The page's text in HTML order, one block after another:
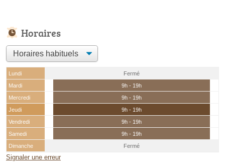
Horaires
Lundi
Fermé
Mardi
9h - 19h
Mercredi
9h - 19h
Jeudi
9h - 19h
Vendredi
9h - 19h
Samedi
9h - 19h
Dimanche
Fermé
Signaler une erreur